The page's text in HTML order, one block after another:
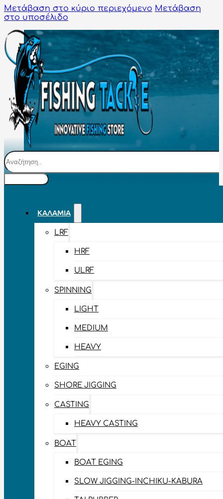
Μετάβαση στο κύριο περιεχόμενο Μετάβαση
στο υποσέλιδο
Αναζήτηση
ΚΑΛΆΜΙΑ
LRF
HRF
ULRF
SPINNING
LIGHT
MEDIUM
HEAVY
EGING
SHORE JIGGING
CASTING
HEAVY CASTING
BOAT
BOAT EGING
SLOW JIGGING-INCHIKU-KABURA